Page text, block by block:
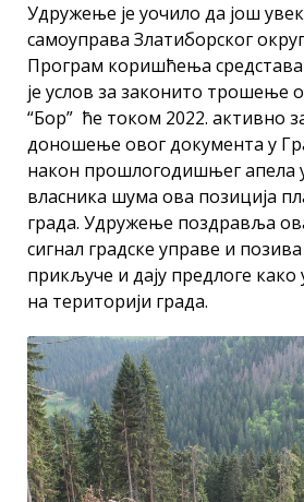
Удружење је уочило да још
самоуправа Златиборског
Програм коришћења
је услов за законито
“Бор” ће током 2022. активно
доношење овог документа у
након прошлогодишњег апела
власника шума ова позиција
града. Удружење поздравља
сигнал градске управе и
прикључе и дају предлоге
на територији града.